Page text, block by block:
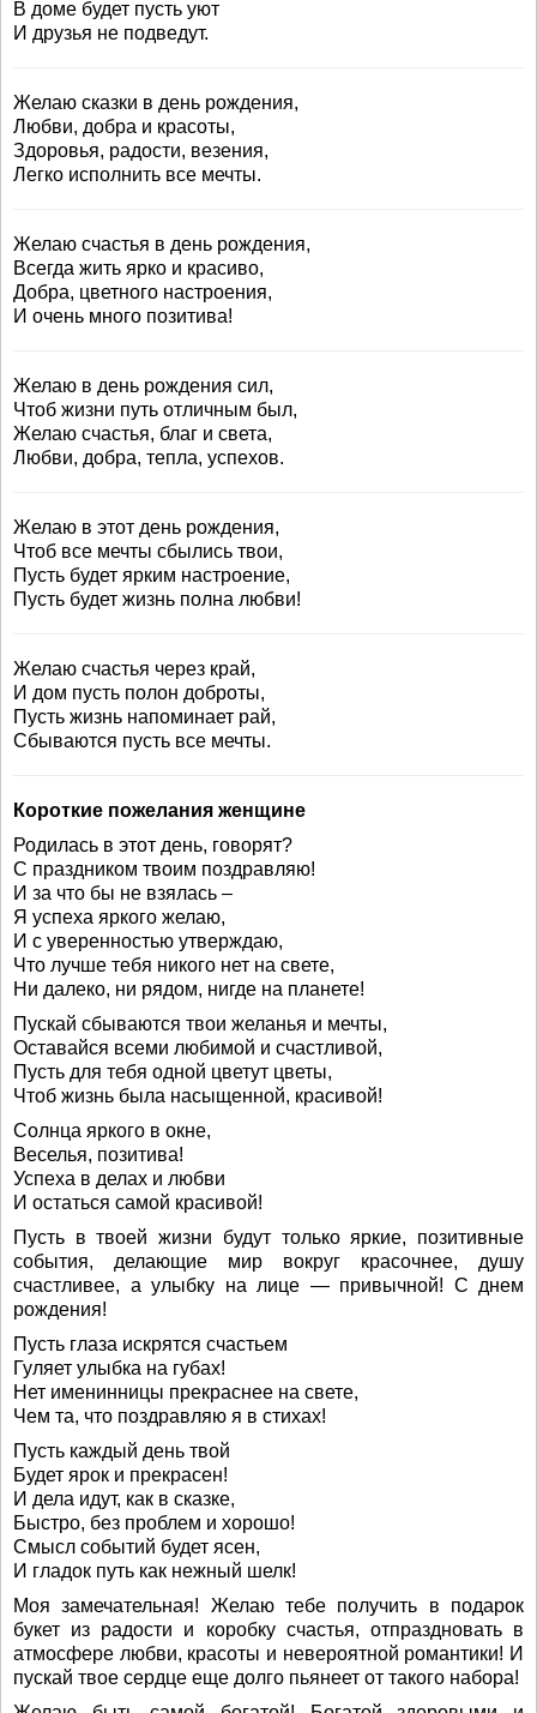
В доме будет пусть уют
И друзья не подведут.
Желаю сказки в день рождения,
Любви, добра и красоты,
Здоровья, радости, везения,
Легко исполнить все мечты.
Желаю счастья в день рождения,
Всегда жить ярко и красиво,
Добра, цветного настроения,
И очень много позитива!
Желаю в день рождения сил,
Чтоб жизни путь отличным был,
Желаю счастья, благ и света,
Любви, добра, тепла, успехов.
Желаю в этот день рождения,
Чтоб все мечты сбылись твои,
Пусть будет ярким настроение,
Пусть будет жизнь полна любви!
Желаю счастья через край,
И дом пусть полон доброты,
Пусть жизнь напоминает рай,
Сбываются пусть все мечты.
Короткие пожелания женщине
Родилась в этот день, говорят?
С праздником твоим поздравляю!
И за что бы не взялась –
Я успеха яркого желаю,
И с уверенностью утверждаю,
Что лучше тебя никого нет на свете,
Ни далеко, ни рядом, нигде на планете!
Пускай сбываются твои желанья и мечты,
Оставайся всеми любимой и счастливой,
Пусть для тебя одной цветут цветы,
Чтоб жизнь была насыщенной, красивой!
Солнца яркого в окне,
Веселья, позитива!
Успеха в делах и любви
И остаться самой красивой!
Пусть в твоей жизни будут только яркие, позитивные
события, делающие мир вокруг красочнее, душу
счастливее, а улыбку на лице — привычной! С днем
рождения!
Пусть глаза искрятся счастьем
Гуляет улыбка на губах!
Нет именинницы прекраснее на свете,
Чем та, что поздравляю я в стихах!
Пусть каждый день твой
Будет ярок и прекрасен!
И дела идут, как в сказке,
Быстро, без проблем и хорошо!
Смысл событий будет ясен,
И гладок путь как нежный шелк!
Моя замечательная! Желаю тебе получить в подарок
букет из радости и коробку счастья, отпраздновать в
атмосфере любви, красоты и невероятной романтики! И
пускай твое сердце еще долго пьянеет от такого набора!